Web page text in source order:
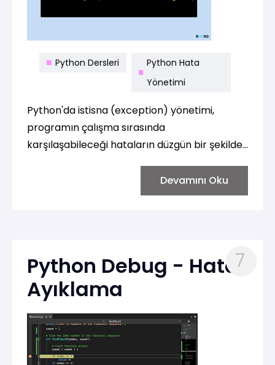
Python Dersleri
Python Hata
Yönetimi
Python'da istisna (exception) yönetimi,
programın çalışma sırasında
karşılaşabileceği hataların düzgün bir şekilde
beklenmedik durumlarla karşılaştığında
uygun bir yanıt vermesine olanak tanır. Bu
Devamını Oku
Python Debug - Hata
Ayıklama
7